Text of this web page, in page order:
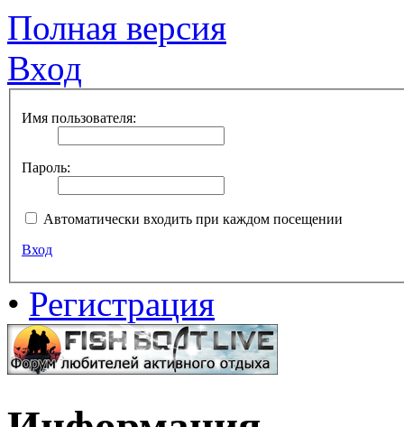
Полная версия
Вход
Имя пользователя:
Пароль:
Автоматически входить при каждом посещении
Вход
• Регистрация